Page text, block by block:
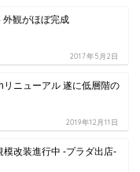
外観がほぼ完成
2017年5月2日
ニューアル 遂に低層階の
2019年12月11日
模改装進行中 -プラダ出店-